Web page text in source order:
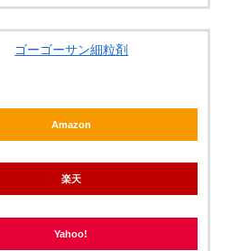
ゴーゴーサン細粒剤
Amazon
楽天
Yahoo!